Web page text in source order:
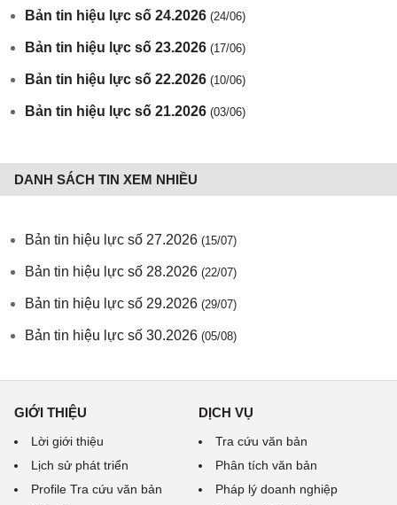
Bản tin hiệu lực số 24.2026 (24/06)
Bản tin hiệu lực số 23.2026 (17/06)
Bản tin hiệu lực số 22.2026 (10/06)
Bản tin hiệu lực số 21.2026 (03/06)
DANH SÁCH TIN XEM NHIỀU
Bản tin hiệu lực số 27.2026 (15/07)
Bản tin hiệu lực số 28.2026 (22/07)
Bản tin hiệu lực số 29.2026 (29/07)
Bản tin hiệu lực số 30.2026 (05/08)
GIỚI THIỆU
Lời giới thiệu
Lịch sử phát triển
Profile Tra cứu văn bản
DỊCH VỤ
Tra cứu văn bản
Phân tích văn bản
Pháp lý doanh nghiệp